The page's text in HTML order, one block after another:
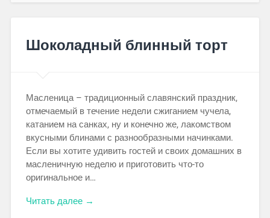
Шоколадный блинный торт
Масленица – традиционный славянский праздник,
отмечаемый в течение недели сжиганием чучела,
катанием на санках, ну и конечно же, лакомством
вкусными блинами с разнообразными начинками.
Если вы хотите удивить гостей и своих домашних в
масленичную неделю и приготовить что-то
оригинальное и…
Читать далее →